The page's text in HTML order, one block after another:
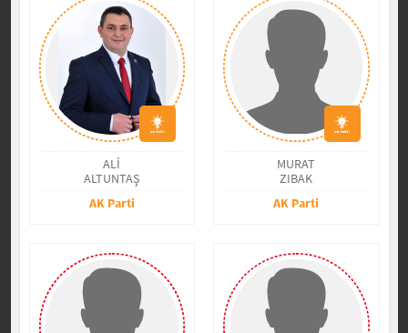
ALİ
ALTUNTAŞ
AK Parti
MURAT
ZIBAK
AK Parti